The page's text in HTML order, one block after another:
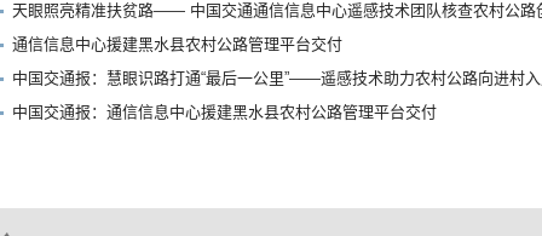
天眼照亮精准扶贫路—— 中国交通通信信息中心遥感技术团队核查农村公路
通信信息中心援建黑水县农村公路管理平台交付
中国交通报：慧眼识路打通“最后一公里”——遥感技术助力农村公路向进村
中国交通报：通信信息中心援建黑水县农村公路管理平台交付